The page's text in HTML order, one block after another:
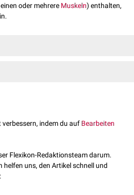
oder mehrere Muskeln) enthalten,
in denen sich eine eitrige
cruris anterius,
submandibulare)
indem du auf Bearbeiten
Flexikon-Redaktionsteam darum.
helfen uns, den Artikel schnell und